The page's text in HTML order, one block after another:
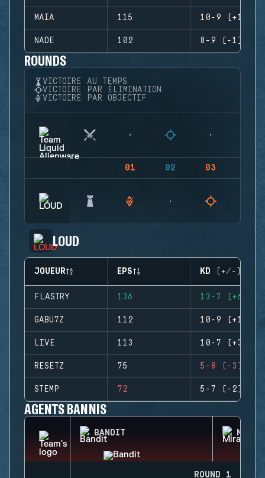
MAIA 115 10-9 (+1)
NADE 102 8-9 (-1)
ROUNDS
VICTOIRE AU TEMPS
VICTOIRE PAR ÉLIMINATION
VICTOIRE PAR OBJECTIF
01 02 03
LOUD
JOUEUR EPS KD (+/-)
FLASTRY 136 13-7 (+6)
GABU7Z 112 10-9 (+1)
LIVE 113 10-7 (+3)
RESETZ 75 5-8 (-3)
STEMP 72 5-7 (-2)
AGENTS BANNIS
BANDIT MIRA
ROUND 1